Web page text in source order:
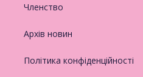
Членство
Архів новин
Політика конфіденційності